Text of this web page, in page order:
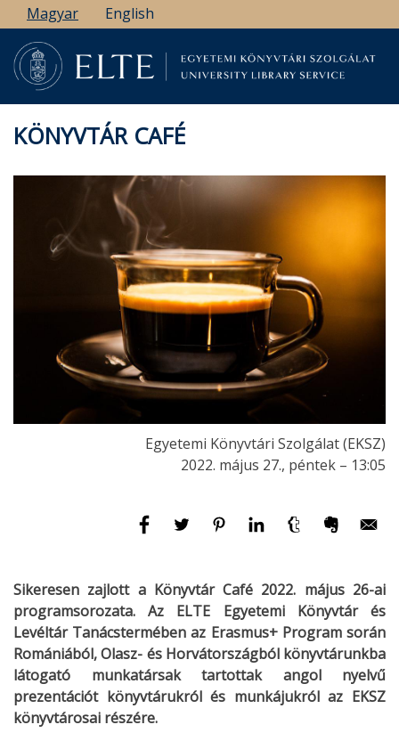
Ugrás
a
tartalomra
Magyar English
KÖNYVTÁR CAFÉ
Egyetemi Könyvtári Szolgálat (EKSZ)
2022. május 27., péntek – 13:05
Sikeresen zajlott a Könyvtár Café 2022. május 26-ai
programsorozata.Az ELTE Egyetemi Könyvtár és
Levéltár Tanácstermében az Erasmus+ Program során
Romániából, Olasz- és Horvátországból könyvtárunkba
látogató munkatársak tartottak angol nyelvű
prezentációt könyvtárukról és munkájukról az EKSZ
könyvtárosai részére.